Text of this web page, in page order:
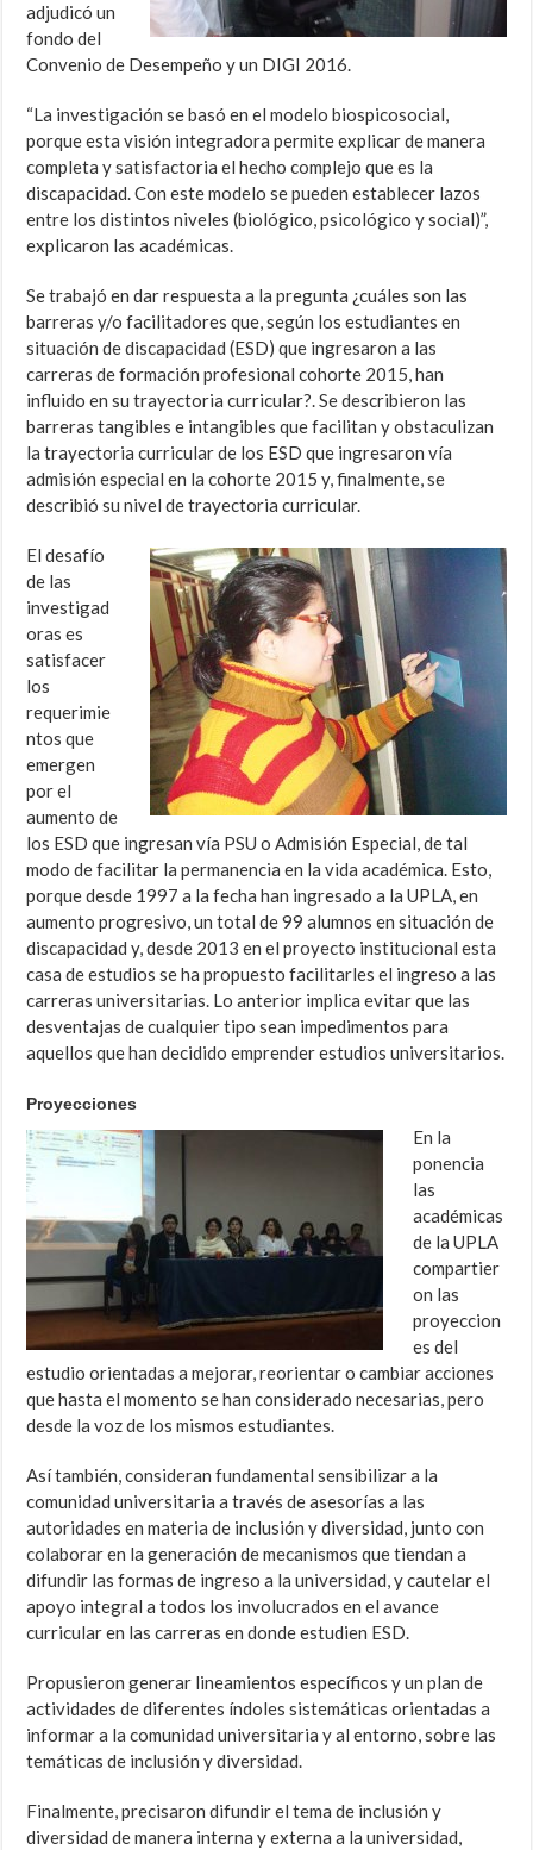
adjudicó un
fondo del
Convenio de Desempeño y un DIGI 2016.
“La investigación se basó en el modelo biospicosocial,
porque esta visión integradora permite explicar de manera
completa y satisfactoria el hecho complejo que es la
discapacidad. Con este modelo se pueden establecer lazos
entre los distintos niveles (biológico, psicológico y social)”,
explicaron las académicas.
Se trabajó en dar respuesta a la pregunta ¿cuáles son las
barreras y/o facilitadores que, según los estudiantes en
situación de discapacidad (ESD) que ingresaron a las
carreras de formación profesional cohorte 2015, han
influido en su trayectoria curricular?. Se describieron las
barreras tangibles e intangibles que facilitan y obstaculizan
la trayectoria curricular de los ESD que ingresaron vía
admisión especial en la cohorte 2015 y, finalmente, se
describió su nivel de trayectoria curricular.
El desafío
de las
investigad
oras es
satisfacer
los
requerimie
ntos que
emergen
por el
aumento de
los ESD que ingresan vía PSU o Admisión Especial, de tal
modo de facilitar la permanencia en la vida académica. Esto,
porque desde 1997 a la fecha han ingresado a la UPLA, en
aumento progresivo, un total de 99 alumnos en situación de
discapacidad y, desde 2013 en el proyecto institucional esta
casa de estudios se ha propuesto facilitarles el ingreso a las
carreras universitarias. Lo anterior implica evitar que las
desventajas de cualquier tipo sean impedimentos para
aquellos que han decidido emprender estudios universitarios.
Proyecciones
En la
ponencia
las
académicas
de la UPLA
compartier
on las
proyeccion
es del
estudio orientadas a mejorar, reorientar o cambiar acciones
que hasta el momento se han considerado necesarias, pero
desde la voz de los mismos estudiantes.
Así también, consideran fundamental sensibilizar a la
comunidad universitaria a través de asesorías a las
autoridades en materia de inclusión y diversidad, junto con
colaborar en la generación de mecanismos que tiendan a
difundir las formas de ingreso a la universidad, y cautelar el
apoyo integral a todos los involucrados en el avance
curricular en las carreras en donde estudien ESD.
Propusieron generar lineamientos específicos y un plan de
actividades de diferentes índoles sistemáticas orientadas a
informar a la comunidad universitaria y al entorno, sobre las
temáticas de inclusión y diversidad.
Finalmente, precisaron difundir el tema de inclusión y
diversidad de manera interna y externa a la universidad,